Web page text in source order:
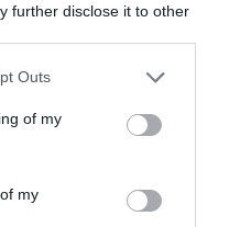
further disclose it to other
Outs
of my
my